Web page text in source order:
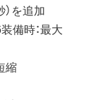
を追加
備時：最大
縮